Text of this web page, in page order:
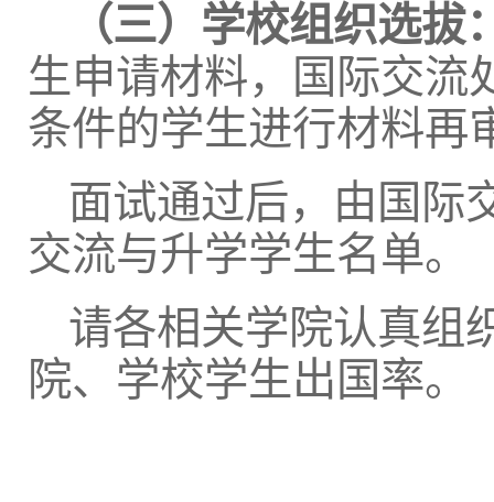
（三）学校组织选拔
生申请材料，国际交流
条件的学生进行材料再
面试通过后，由国际
交流与升学学生名单。
请各相关学院认真组
院、学校学生出国率。